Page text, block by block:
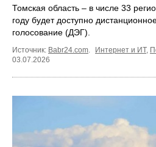
Томская область – в числе 33
году будет доступно
голосование (ДЭГ).
Источник: Babr24.com. Интернет и ИТ,
03.07.2026